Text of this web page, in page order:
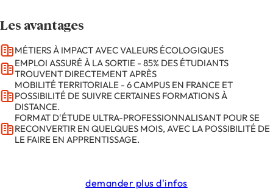
Les avantages
MÉTIERS À IMPACT AVEC VALEURS ÉCOLOGIQUES
EMPLOI ASSURÉ À LA SORTIE - 85% DES ÉTUDIANTS
TROUVENT DIRECTEMENT APRÈS
MOBILITÉ TERRITORIALE - 6 CAMPUS EN FRANCE ET
POSSIBILITÉ DE SUIVRE CERTAINES FORMATIONS À
DISTANCE.
FORMAT D'ÉTUDE ULTRA-PROFESSIONNALISANT POUR SE
RECONVERTIR EN QUELQUES MOIS, AVEC LA POSSIBILITÉ DE
LE FAIRE EN APPRENTISSAGE.
demander plus d'infos